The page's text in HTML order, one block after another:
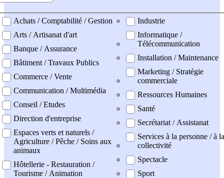
professionel
Achats / Comptabilité / Gestion
Arts / Artisanat d'art
Banque / Assurance
Bâtiment / Travaux Publics
Commerce / Vente
Communication / Multimédia
Conseil / Etudes
Direction d'entreprise
Espaces verts et naturels /
Agriculture / Pêche / Soins aux
animaux
Hôtellerie - Restauration /
Tourisme / Animation
Industrie
Informatique /
Télécommunication
Installation / Maintenance
Marketing / Stratégie
commerciale
Ressources Humaines
Santé
Secrétariat / Assistanat
Services à la personne / à la
collectivité
Spectacle
Sport